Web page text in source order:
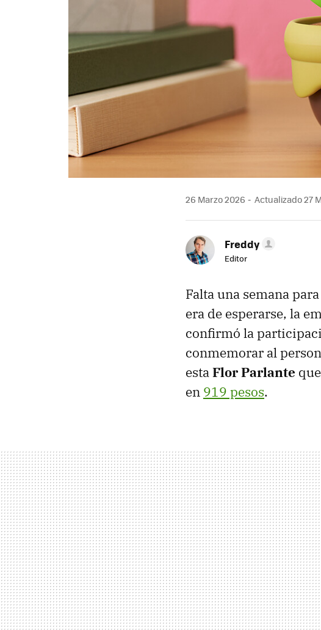
26 Marzo 2026 Actualizado 27
Freddy
Editor
Falta una semana
era de esperarse, la
confirmó la
conmemorar al
estaFlor Parlante que
en 919 pesos.